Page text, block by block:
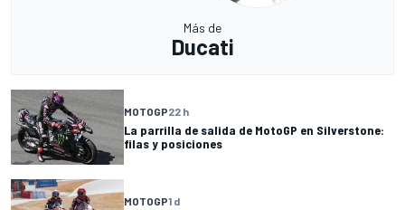
Más de
Ducati
MOTOGP22 h
La parrilla de salida de MotoGP en Silverstone:
filas y posiciones
MOTOGP1 d